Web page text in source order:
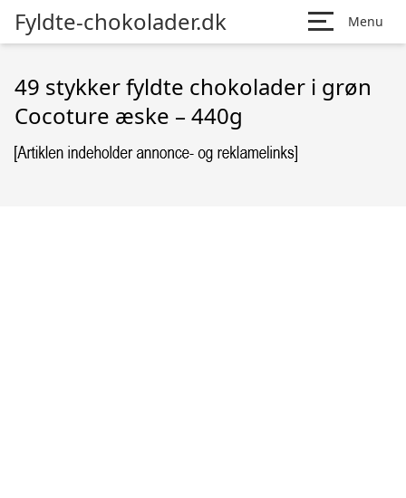
Fyldte-chokolader.dk Menu
49 stykker fyldte chokolader i grøn
Cocoture æske – 440g